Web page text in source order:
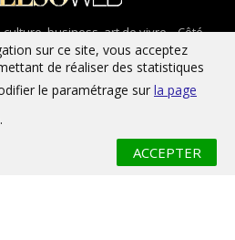
sur ce site, vous acceptez
de réaliser des statistiques
le paramétrage sur la page
.
ACCEPTER
business, art de vivre... Côté
est une véritable invitation au voyage.
semestriel très attendu !